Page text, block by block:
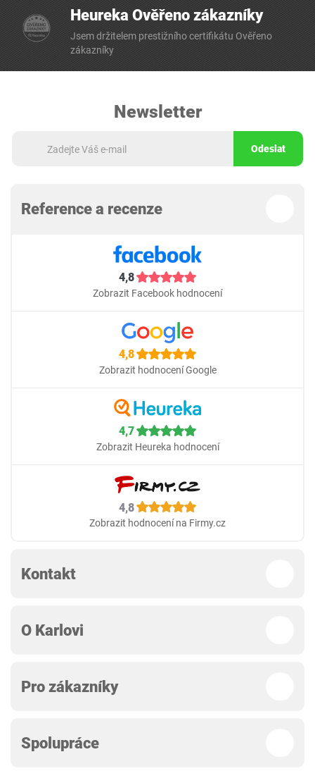
Heureka Ověřeno zákazníky
Jsem držitelem prestižního certifikátu Ověřeno
zákazníky
Newsletter
Odeslat
Reference a recenze
4,8
Zobrazit Facebook hodnocení
4,8
Zobrazit hodnocení Google
4,7
Zobrazit Heureka hodnocení
4,8
Zobrazit hodnocení na Firmy.cz
Kontakt
O Karlovi
Pro zákazníky
Spolupráce